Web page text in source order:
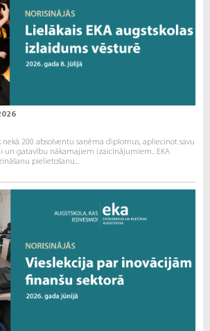
nekā 200 absolventu saņēma diplomus, apliecinot savu
un gatavību nākamajiem izaicinājumiem.. EKA
pielietošanu...